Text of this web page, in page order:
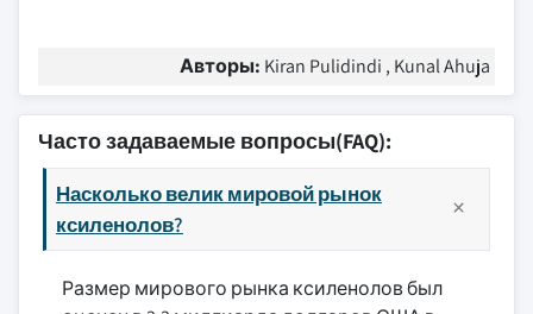
Авторы: Kiran Pulidindi , Kunal Ahuja
Часто задаваемые вопросы(FAQ):
Насколько велик мировой рынок
ксиленолов?
Размер мирового рынка ксиленолов был